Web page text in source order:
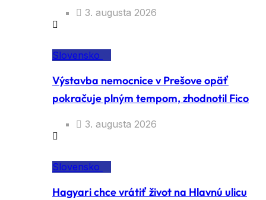
3. augusta 2026
Slovensko
Výstavba nemocnice v Prešove opäť
pokračuje plným tempom, zhodnotil Fico
3. augusta 2026
Slovensko
Hagyari chce vrátiť život na Hlavnú ulicu